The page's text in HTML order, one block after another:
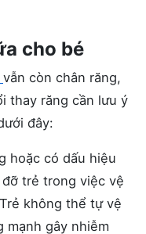
cho bé
vẫn còn chân răng,
thay răng cần lưu ý
đây:
hoặc có dấu hiệu
trẻ trong việc vệ
không thể tự vệ
mạnh gây nhiễm